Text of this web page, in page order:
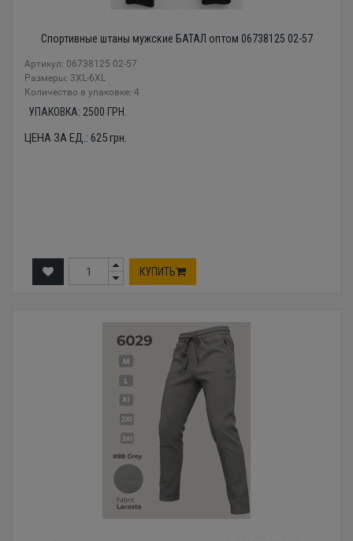
Спортивные штаны мужские БАТАЛ оптом 06738125 02-57
Артикул: 06738125 02-57
Размеры: 3XL-6XL
Количество в упаковке: 4
УПАКОВКА: 2500 ГРН.
ЦЕНА ЗА ЕД.: 625грн.
КУПИТЬ